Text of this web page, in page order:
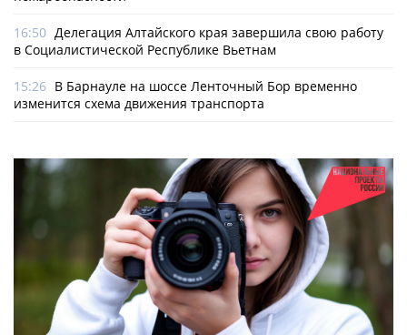
16:50 Делегация Алтайского края завершила свою работу
в Социалистической Республике Вьетнам
15:26 В Барнауле на шоссе Ленточный Бор временно
изменится схема движения транспорта